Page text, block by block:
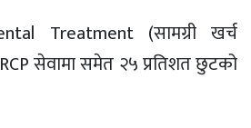
Treatment (सामग्री खर्च
सेवामा समेत २५ प्रतिशत छुटको